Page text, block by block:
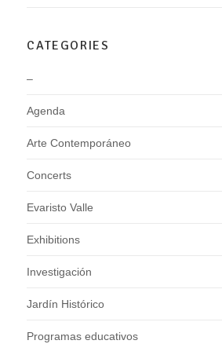
CATEGORIES
–
Agenda
Arte Contemporáneo
Concerts
Evaristo Valle
Exhibitions
Investigación
Jardín Histórico
Programas educativos